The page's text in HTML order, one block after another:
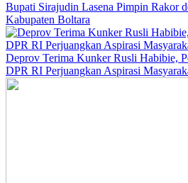
Bupati Sirajudin Lasena Pimpin Rakor
Kabupaten Boltara
Deprov Terima Kunker Rusli Habibie,
DPR RI Perjuangkan Aspirasi